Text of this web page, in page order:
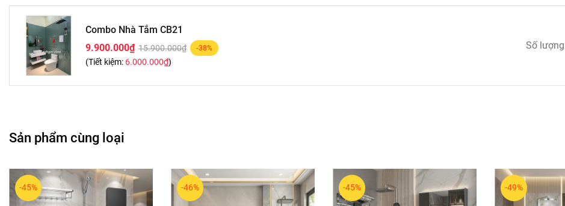
Combo Nhà Tắm CB21
9.900.000₫ 15.900.000₫ -38%
(Tiết kiệm: 6.000.000₫)
Số
Sản phẩm cùng loại
-45% -46% -45% -49%